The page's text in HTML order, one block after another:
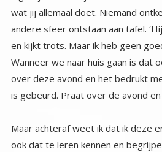
is gebeurd. Praat over de avond
Maar achteraf weet ik dat ik deze
ook dat te leren kennen en
voelen achter deze materiele
zinloosheid, eigenlijk diepe
niet voor iedere persoon die veel
wel. De echt rijke mensen zijn